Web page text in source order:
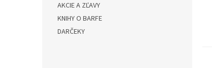
AKCIE A ZĽAVY
KNIHY O BARFE
DARČEKY